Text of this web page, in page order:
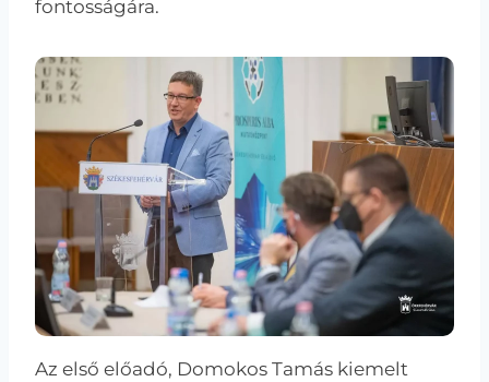
fontosságára.
Az első előadó, Domokos Tamás kiemelt